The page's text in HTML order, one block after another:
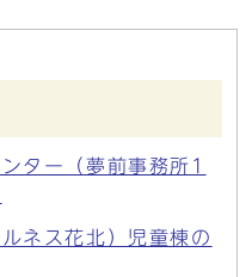
ター（夢前事務所1
ネス花北）児童棟の